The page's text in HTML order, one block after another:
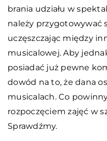
brania udziału w
należy przygotowywać
uczęszczając między
musicalowej. Aby
posiadać już pewne
dowód na to, że dana
musicalach. Co
rozpoczęciem zajęć w
Sprawdźmy.